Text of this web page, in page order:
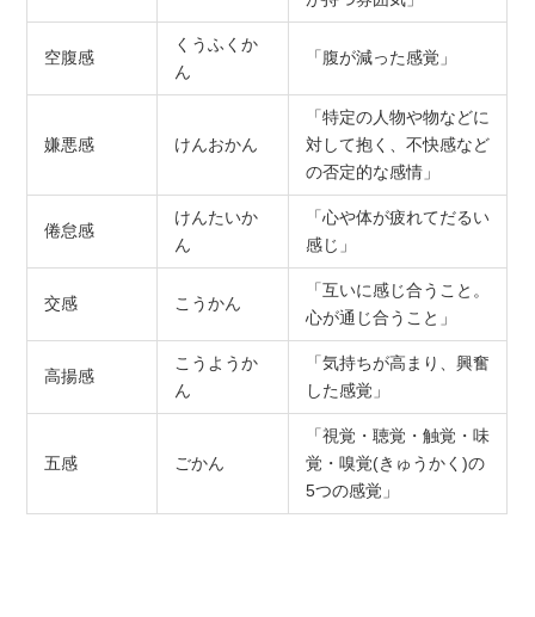
空腹感
くうふくか
ん
「腹が減った感覚」
嫌悪感 けんおかん
「特定の人物や物などに
対して抱く、不快感など
の否定的な感情」
倦怠感
けんたいか
ん
「心や体が疲れてだるい
感じ」
交感 こうかん
「互いに感じ合うこと。
心が通じ合うこと」
高揚感
こうようか
ん
「気持ちが高まり、興奮
した感覚」
五感 ごかん
「視覚・聴覚・触覚・味
覚・嗅覚(きゅうかく)の
5つの感覚」